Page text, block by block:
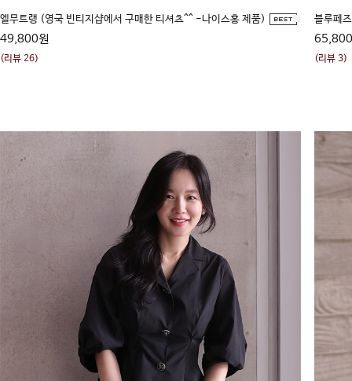
엘무트랭 (영국 빈티지샵에서 구매한 티셔츠^^ -나이스홍 제품)
49,800원
■
(리뷰 26)
블루페
(리뷰 3)